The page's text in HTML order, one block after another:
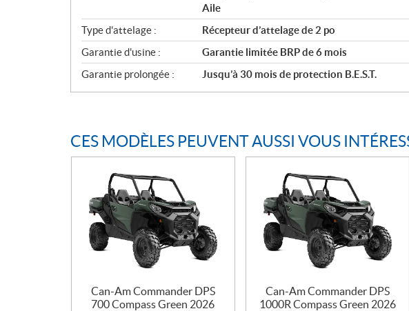
Aile
Type d'attelage :
Récepteur d’attelage de 2 po
Garantie d'usine :
Garantie limitée BRP de 6 mois
Garantie prolongée :
Jusqu’à 30 mois de protection B.E.S.T.
CES MODÈLES PEUVENT AUSSI VOUS
Can-Am Commander DPS
700 Compass Green 2026
Can-Am Commander DPS
1000R Compass Green 2026